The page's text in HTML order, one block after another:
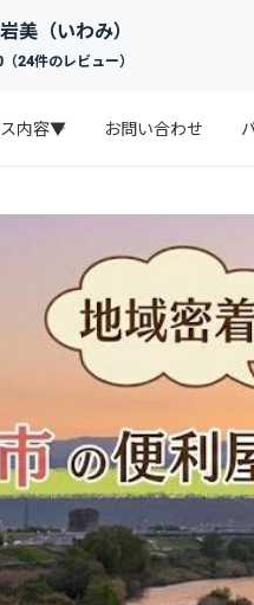
美（いわみ）
24件のレビュー）
内容▼ お問い合わせ